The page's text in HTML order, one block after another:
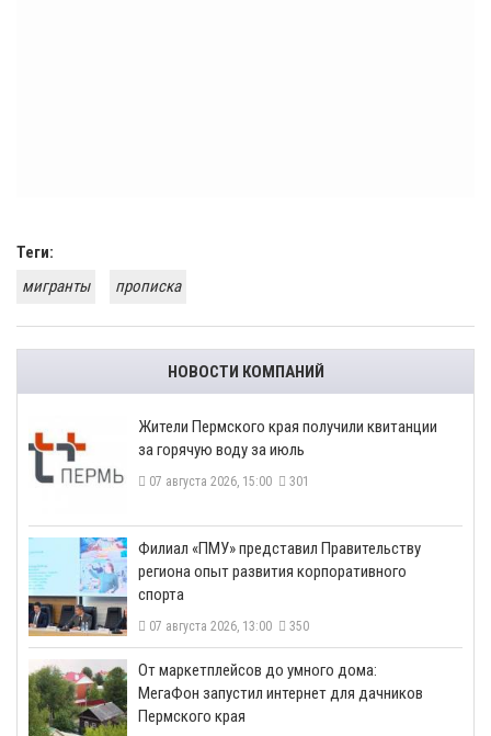
Теги:
мигранты
прописка
НОВОСТИ КОМПАНИЙ
​Жители Пермского края получили квитанции
за горячую воду за июль
07 августа 2026, 15:00 301
​Филиал «ПМУ» представил Правительству
региона опыт развития корпоративного
спорта
07 августа 2026, 13:00 350
От маркетплейсов до умного дома:
МегаФон запустил интернет для дачников
Пермского края